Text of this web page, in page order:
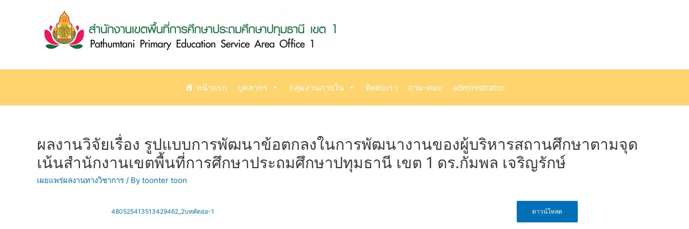
หน้าแรก บุคลากร กลุ่มงานภายใน ติดต่อเรา ถาม-ตอบ administrator
ผลงานวิจัยเรื่อง รูปแบบการพัฒนาข้อตกลงในการพัฒนางานของผู้บริหารสถานศึกษาตามจุด
เน้นสำนักงานเขตพื้นที่การศึกษาประถมศึกษาปทุมธานี เขต 1 ดร.กัมพล เจริญรักษ์
เผยแพร่ผลงานทางวิชาการ / By toonter toon
480525413513429462_2บทคัดย่อ-1 ดาวน์โหลด